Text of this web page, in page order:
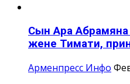
Сын Ара
жене Тимати,
Арменпресс Инфо